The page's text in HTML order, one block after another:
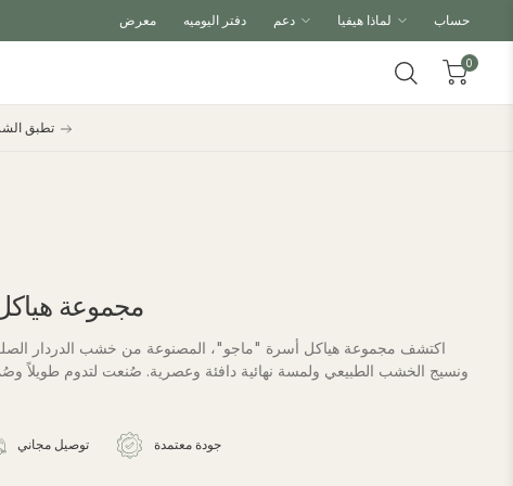
معرض دفتر اليوميه حساب
0
مجموعة
اكتشف مجموعة هياكل أسرة "ماجو"، المصنوعة من خشب الدردار
ونسيج الخشب الطبيعي ولمسة نهائية دافئة وعصرية. صُنعت لتدوم طويلاً
توصيل مجاني جودة معتمدة